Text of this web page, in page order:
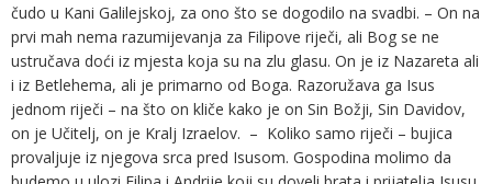
čudo u Kani Galilejskoj, za ono što se dogodilo na svadbi. – On na
prvi mah nema razumijevanja za Filipove riječi, ali Bog se ne
ustručava doći iz mjesta koja su na zlu glasu. On je iz Nazareta ali
i iz Betlehema, ali je primarno od Boga. Razoružava ga Isus
jednom riječi – na što on kliče kako je on Sin Božji, Sin Davidov,
on je Učitelj, on je Kralj Izraelov. – Koliko samo riječi – bujica
provaljuje iz njegova srca pred Isusom. Gospodina molimo da